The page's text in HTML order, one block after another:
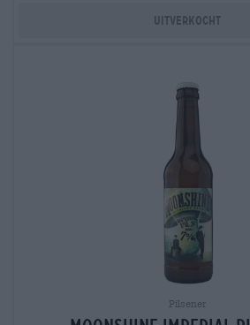
Uitverkocht
Pilsener